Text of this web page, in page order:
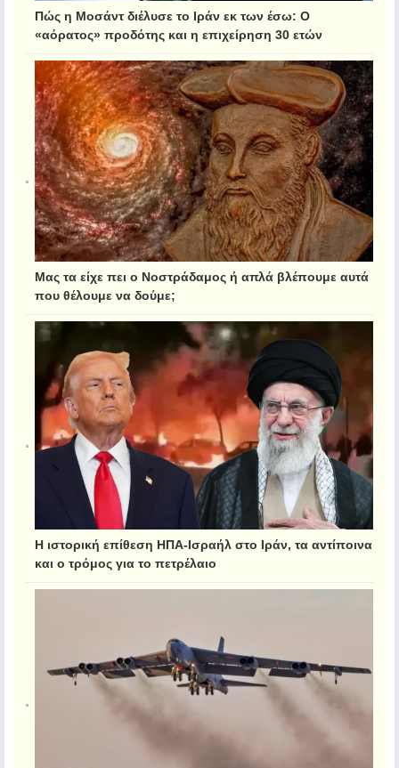
Πώς η Μοσάντ διέλυσε το Ιράν εκ των έσω: Ο
«αόρατος» προδότης και η επιχείρηση 30 ετών
Μας τα είχε πει ο Νοστράδαμος ή απλά βλέπουμε αυτά
που θέλουμε να δούμε;
Η ιστορική επίθεση ΗΠΑ-Ισραήλ στο Ιράν, τα αντίποινα
και ο τρόμος για το πετρέλαιο